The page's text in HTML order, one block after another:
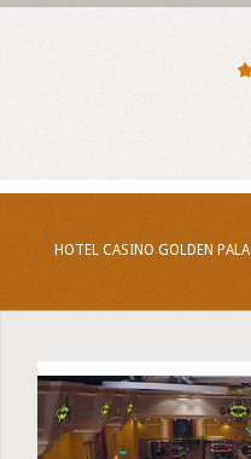
HOTEL CASINO GOLDEN